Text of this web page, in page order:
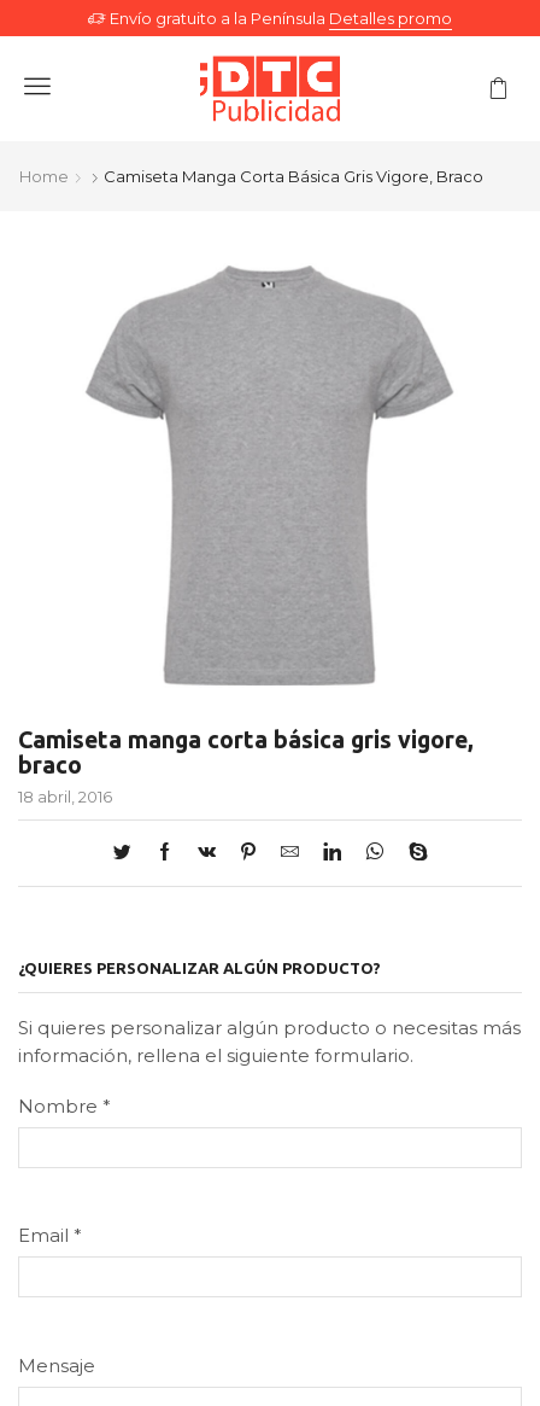
Envío gratuito a la Península Detalles promo
Menu
Home Camiseta Manga Corta Básica Gris Vigore, Braco
Camiseta manga corta básica gris vigore,
braco
18 abril, 2016
¿QUIERES PERSONALIZAR ALGÚN PRODUCTO?
Si quieres personalizar algún producto o necesitas más
información, rellena el siguiente formulario.
Nombre *
Email *
Mensaje